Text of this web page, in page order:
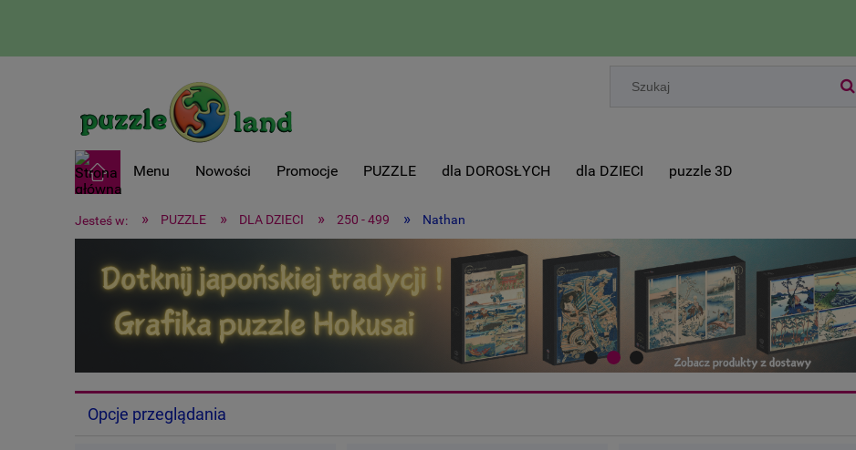
Menu Nowości Promocje PUZZLE dla DOROSŁYCH dla DZIECI puzzle 3D
Jesteś w: » PUZZLE » DLA DZIECI » 250 - 499 » Nathan
Opcje przeglądania